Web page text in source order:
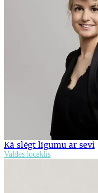
Kā slēgt līgumu ar sevi
Valdes loceklis